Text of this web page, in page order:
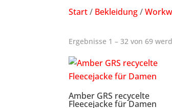
Start/ Bekleidung/
Ergebnisse 1 – 32 von 69
Amber GRS recycelte
Fleecejacke für Damen